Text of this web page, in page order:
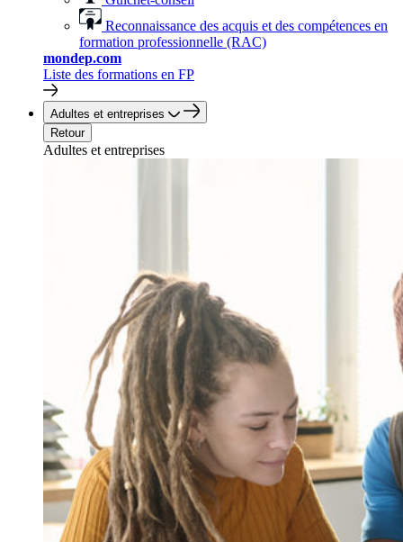
Reconnaissance des acquis et des compétences en
formation professionnelle (RAC)
mondep.com
Liste des formations en FP
Adultes et entreprises
Retour
Adultes et entreprises